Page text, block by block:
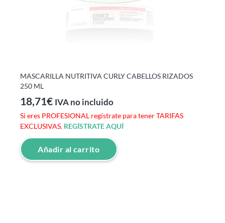
MASCARILLA NUTRITIVA CURLY CABELLOS RIZADOS
250 ML
18,71€ IVA no incluido
Si eres PROFESIONAL regístrate para tener TARIFAS
EXCLUSIVAS. REGÍSTRATE AQUÍ
Añadir al carrito